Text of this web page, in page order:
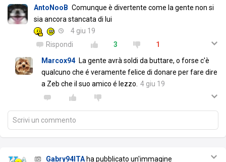
AntoNooB Comunque è divertente come la gente non si
sia ancora stancata di lui
4 giu 19
Rispondi
3
1
Marcox94 La gente avrà soldi da buttare, o forse c'è
qualcuno che é veramente felice di donare per fare dire
a Zeb che il suo amico é lezzo. 4 giu 19
Scrivi un commento
Gabry94ITA ha pubblicato un'immagine